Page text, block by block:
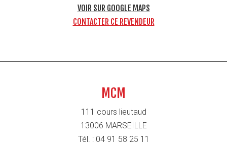
VOIR SUR GOOGLE MAPS
CONTACTER CE REVENDEUR
MCM
111 cours lieutaud
13006 MARSEILLE
Tél. : 04 91 58 25 11